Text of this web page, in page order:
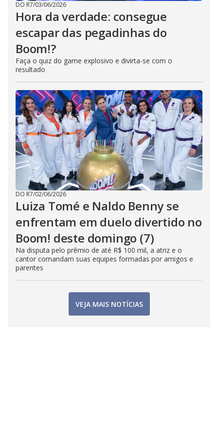
DO R7/03/06/2026
Hora da verdade: consegue
escapar das pegadinhas do
Boom!?
Faça o quiz do game explosivo e divirta-se com o
resultado
DO R7/02/06/2026
Luiza Tomé e Naldo Benny se
enfrentam em duelo divertido no
Boom! deste domingo (7)
Na disputa pelo prêmio de até R$ 100 mil, a atriz e o
cantor comandam suas equipes formadas por amigos e
parentes
VEJA MAIS NOTÍCIAS